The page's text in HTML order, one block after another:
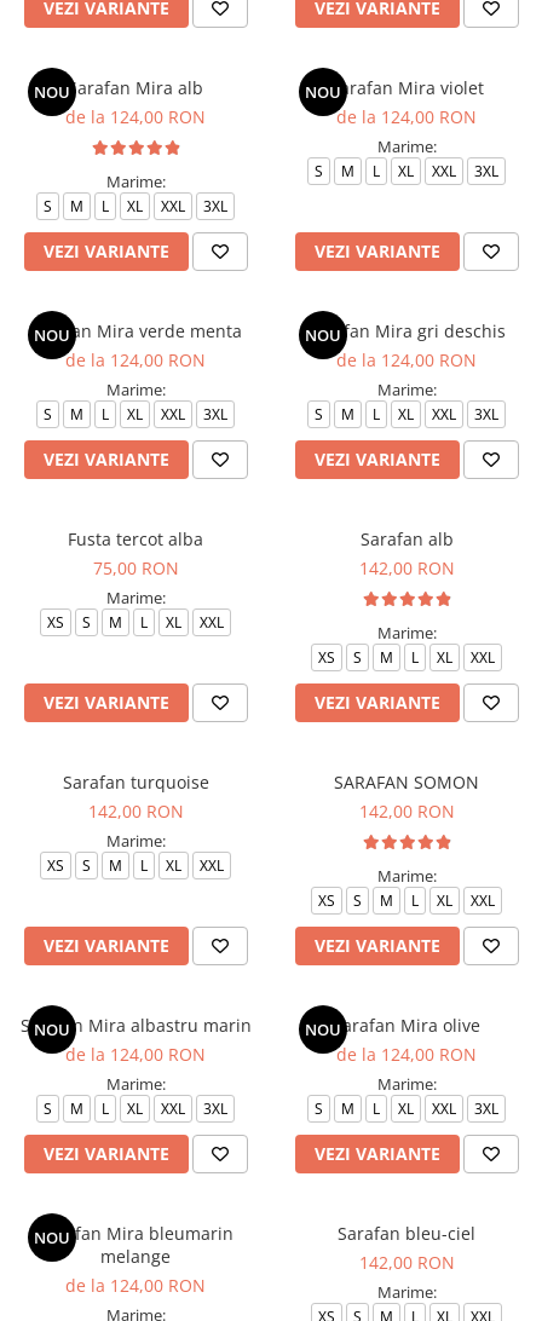
VEZI VARIANTE VEZI VARIANTE
NOUSarafan Mira alb
de la 124,00 RON
Marime:
S M L XL XXL 3XL
VEZI VARIANTE
NOUSarafan Mira violet
de la 124,00 RON
Marime:
S M L XL XXL 3XL
VEZI VARIANTE
NOU
Sarafan Mira verde menta
de la 124,00 RON
Marime:
S M L XL XXL 3XL
VEZI VARIANTE
NOU
Sarafan Mira gri deschis
de la 124,00 RON
Marime:
S M L XL XXL 3XL
VEZI VARIANTE
Fusta tercot alba
75,00 RON
Marime:
XS S M L XL XXL
VEZI VARIANTE
Sarafan alb
142,00 RON
Marime:
XS S M L XL XXL
VEZI VARIANTE
Sarafan turquoise
142,00 RON
Marime:
XS S M L XL XXL
VEZI VARIANTE
SARAFAN SOMON
142,00 RON
Marime:
XS S M L XL XXL
VEZI VARIANTE
NOU
Sarafan Mira albastru marin
de la 124,00 RON
Marime:
S M L XL XXL 3XL
VEZI VARIANTE
NOUSarafan Mira olive
de la 124,00 RON
Marime:
S M L XL XXL 3XL
VEZI VARIANTE
NOU
Sarafan Mira bleumarin
melange
de la 124,00 RON
Marime:
Sarafan bleu-ciel
142,00 RON
Marime:
XS S M L XL XXL